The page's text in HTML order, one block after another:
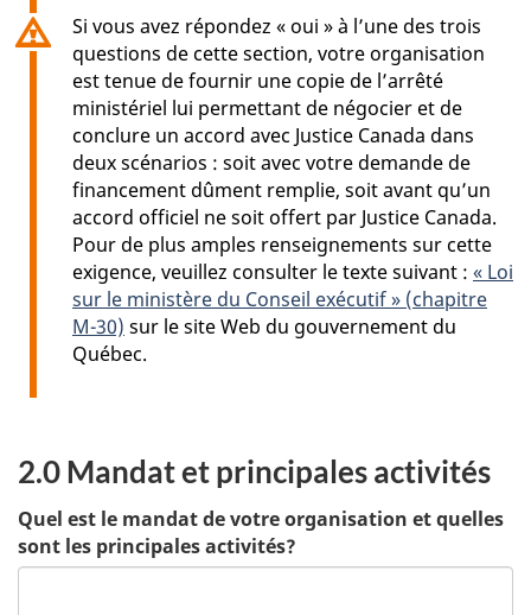
Si vous avez répondez « oui » à l’une des trois
questions de cette section, votre organisation
est tenue de fournir une copie de l’arrêté
ministériel lui permettant de négocier et de
conclure un accord avec Justice Canada dans
deux scénarios : soit avec votre demande de
financement dûment remplie, soit avant qu’un
accord officiel ne soit offert par Justice Canada.
Pour de plus amples renseignements sur cette
exigence, veuillez consulter le texte suivant : « Loi
sur le ministère du Conseil exécutif » (chapitre
M-30) sur le site Web du gouvernement du
Québec.
2.0 Mandat et principales activités
Quel est le mandat de votre organisation et quelles
sont les principales activités?